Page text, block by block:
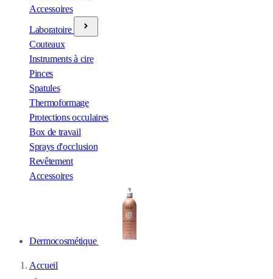
Accessoires
Laboratoire
Couteaux
Instruments à cire
Pinces
Spatules
Thermoformage
Protections occulaires
Box de travail
Sprays d'occlusion
Revêtement
Accessoires
Dermocosmétique
Accueil